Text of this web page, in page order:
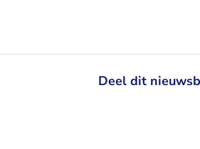
Deel dit